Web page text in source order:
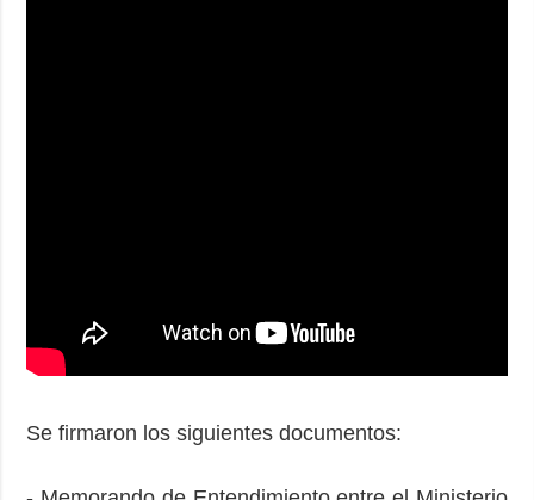
Se firmaron los siguientes documentos: